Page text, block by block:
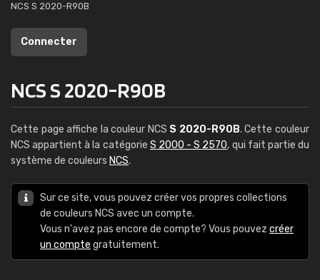
NCS S 2020-R90B
Connecter
NCS S 2020-R90B
Cette page affiche la couleur NCS S 2020-R90B. Cette couleur
NCS appartient à la catégorie S 2000 - S 2570, qui fait partie du
système de couleurs NCS.
Sur ce site, vous pouvez créer vos propres collections
de couleurs NCS avec un compte.
Vous n'avez pas encore de compte? Vous pouvez créer
un compte gratuitement.